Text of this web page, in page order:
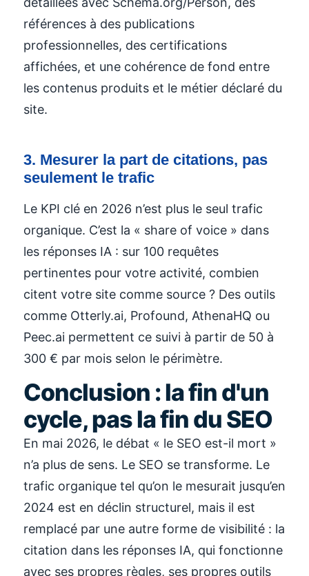
références à des publications
professionnelles, des certifications
affichées, et une cohérence de fond entre
les contenus produits et le métier déclaré du
site.
3. Mesurer la part de citations, pas
seulement le trafic
Le KPI clé en 2026 n’est plus le seul trafic
organique. C’est la « share of voice » dans
les réponses IA : sur 100 requêtes
pertinentes pour votre activité, combien
citent votre site comme source ? Des outils
comme Otterly.ai, Profound, AthenaHQ ou
Peec.ai permettent ce suivi à partir de 50 à
300 € par mois selon le périmètre.
Conclusion : la fin d'un
cycle, pas la fin du SEO
En mai 2026, le débat « le SEO est-il mort »
n’a plus de sens. Le SEO se transforme. Le
trafic organique tel qu’on le mesurait jusqu’en
2024 est en déclin structurel, mais il est
remplacé par une autre forme de visibilité : la
citation dans les réponses IA, qui fonctionne
avec ses propres règles, ses propres outils